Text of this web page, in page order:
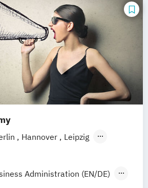
Sportmanagement
Hannover
Leipzig
Nürnberg
Administration (EN/DE)